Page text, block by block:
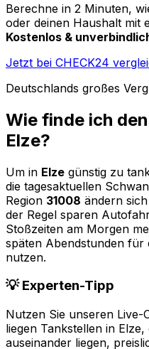
Berechne in 2 Minuten,
oder deinen Haushalt mit
Kostenlos &
Jetzt bei CHECK24
Deutschlands großes
Wie finde ich
Elze?
Um in Elze günstig zu
die tagesaktuellen
Region 31008 ändern
der Regel sparen
Stoßzeiten am Morgen
späten Abendstunden für
nutzen.
💡 Experten-Tipp
Nutzen Sie unseren
liegen Tankstellen in Elze,
auseinander liegen,